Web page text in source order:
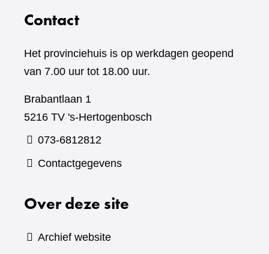
Contact
Het provinciehuis is op werkdagen geopend
van 7.00 uur tot 18.00 uur.
Brabantlaan 1
5216 TV 's-Hertogenbosch
073-6812812
Contactgegevens
Over deze site
Archief website